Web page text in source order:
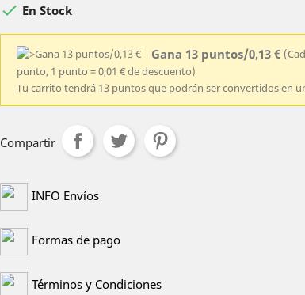
 En Stock
Gana 13 puntos/0,13 €
punto, 1 punto = 0,01 € de descuento)
Tu carrito tendrá 13 puntos que podrán ser convertidos en
Compartir
INFO Envíos
Formas de pago
Términos y Condiciones